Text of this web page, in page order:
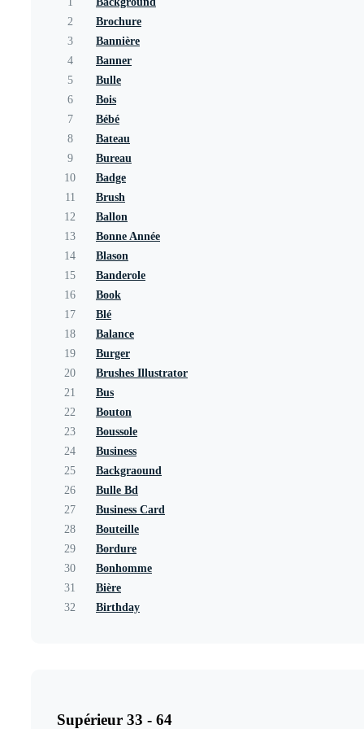
2
Brochure
3
Bannière
4
Banner
5
Bulle
6
Bois
7
Bébé
8
Bateau
9
Bureau
10
Badge
11
Brush
12
Ballon
13
Bonne Année
14
Blason
15
Banderole
16
Book
17
Blé
18
Balance
19
Burger
20
Brushes Illustrator
21
Bus
22
Bouton
23
Boussole
24
Business
25
Backgraound
26
Bulle Bd
27
Business Card
28
Bouteille
29
Bordure
30
Bonhomme
31
Bière
32
Birthday
Supérieur 33 - 64